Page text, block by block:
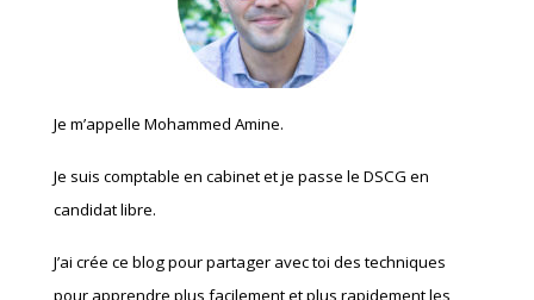
Je m’appelle Mohammed Amine.
Je suis comptable en cabinet et je passe le DSCG en
candidat libre.
J’ai crée ce blog pour partager avec toi des techniques
pour apprendre plus facilement et plus rapidement les